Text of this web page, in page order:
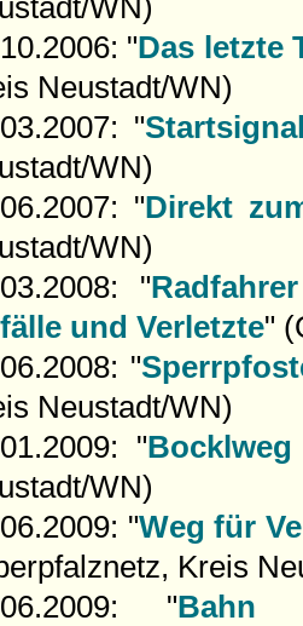
"Das letzte
Neustadt/WN)
"
WN)
"Direkt
WN)
"
und Verletzte"
"
Neustadt/WN)
"
WN)
"Weg für
Kreis
"Bahn